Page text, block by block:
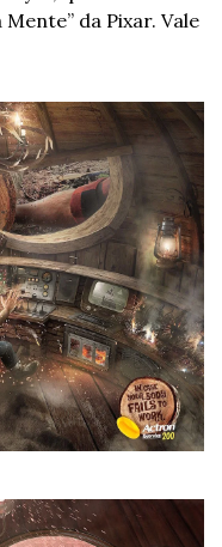
da Pixar. Vale